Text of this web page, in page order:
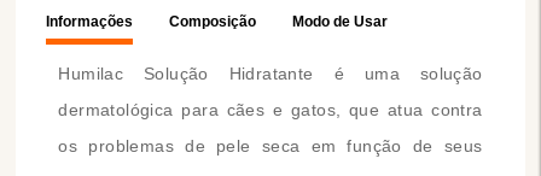
Informações Composição Modo de Usar
Humilac Solução Hidratante é uma solução
dermatológica para cães e gatos, que atua contra
os problemas de pele seca em função de seus